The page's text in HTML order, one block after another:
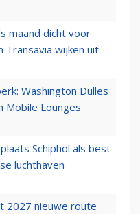
maand dicht voor
Transavia wijken uit
Washington Dulles
Mobile Lounges
Schiphol als best
luchthaven
2027 nieuwe route